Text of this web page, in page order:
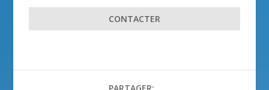
CONTACTER